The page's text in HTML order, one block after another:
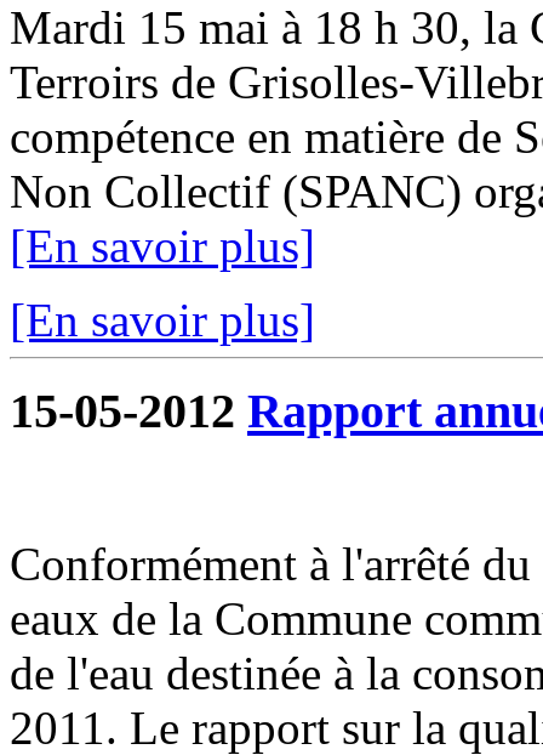
Mardi 15 mai à 18 h 30, la
Terroirs de Grisolles-
compétence en matière de
Non Collectif (SPANC)
[En savoir plus]
[En savoir plus]
15-05-2012 Rapport
Conformément à l'arrêté
eaux de la Commune
de l'eau destinée à la
2011. Le rapport sur la